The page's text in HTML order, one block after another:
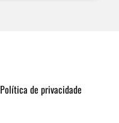
Política de privacidade